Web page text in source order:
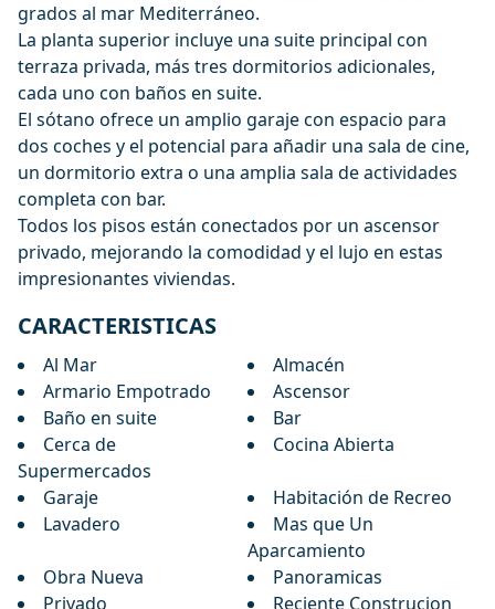
grados al mar Mediterráneo.
La planta superior incluye una suite principal con
terraza privada, más tres dormitorios adicionales,
cada uno con baños en suite.
El sótano ofrece un amplio garaje con espacio para
dos coches y el potencial para añadir una sala de cine,
un dormitorio extra o una amplia sala de actividades
completa con bar.
Todos los pisos están conectados por un ascensor
privado, mejorando la comodidad y el lujo en estas
impresionantes viviendas.
CARACTERISTICAS
Al Mar
Almacén
Armario Empotrado
Ascensor
Baño en suite
Bar
Cerca de
Supermercados
Cocina Abierta
Garaje
Habitación de Recreo
Lavadero
Mas que Un
Aparcamiento
Obra Nueva
Panoramicas
Privado
Reciente Construcion